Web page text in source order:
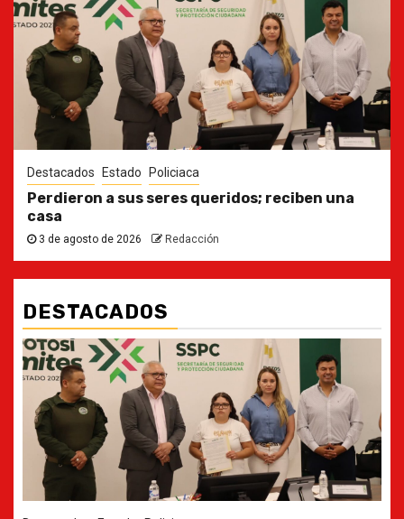
Destacados Estado Policiaca
Perdieron a sus seres queridos; reciben una
casa
3 de agosto de 2026 Redacción
DESTACADOS